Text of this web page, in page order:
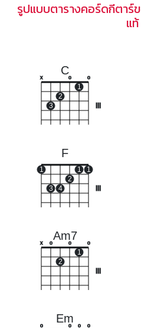
รูปแบบตารางคอร์ดกีตาร์
แท้
C
x
3
2
o
1
o
F
1
3 4
2
1 1
Am7
x o
2
o
1
o
Em
o o o o